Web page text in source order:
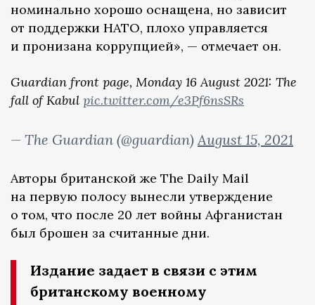
номинально хорошо оснащена, но зависит
от поддержки НАТО, плохо управляется
и пронизана коррупцией», — отмечает он.
Guardian front page, Monday 16 August 2021: The
fall of Kabul pic.twitter.com/e3Pf6nsSRs
— The Guardian (@guardian)August 15, 2021
Авторы британской же The Daily Mail
на первую полосу вынесли утверждение
о том, что после 20 лет войны Афганистан
был брошен за считанные дни.
Издание задает в связи с этим
британскому военному